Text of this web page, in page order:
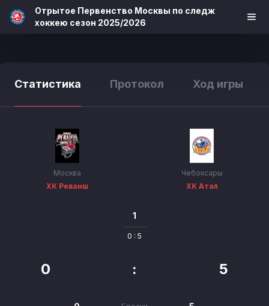
Отрытое Первенство Москвы по следж
хоккею сезон 2025/2026
Статистика Протокол Ход игры
Москва
ХК Реванш
Чебоксары
ХК Атал
1
0 : 5
0 : 5